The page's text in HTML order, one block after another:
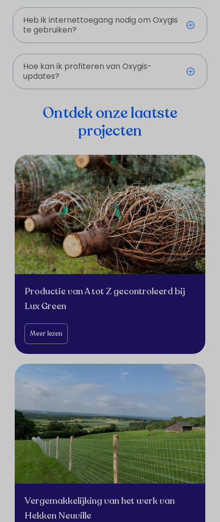
Heb ik internettoegang nodig om Oxygis
te gebruiken?
Hoe kan ik profiteren van Oxygis-
updates?
Ontdek onze laatste
projecten
Productie van A tot Z gecontroleerd bij
Lux Green
Meer lezen
Vergemakkelijking van het werk van
Hekken Neuville